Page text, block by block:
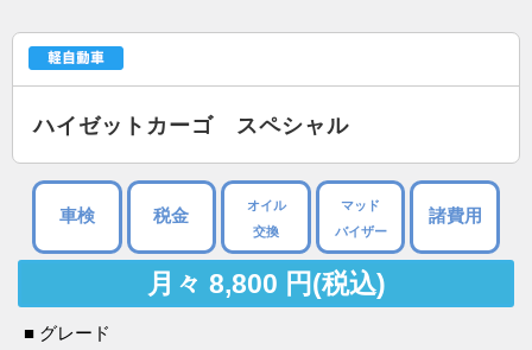
ハイゼットカーゴ スペシャル
車検 税金
オイル
交換
マッド
バイザー
諸費用
月々 8,800 円(税込)
■ グレード